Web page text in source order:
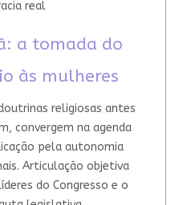
real
a tomada do
às mulheres
religiosas antes
convergem na agenda
pela autonomia
Articulação objetiva
do Congresso e o